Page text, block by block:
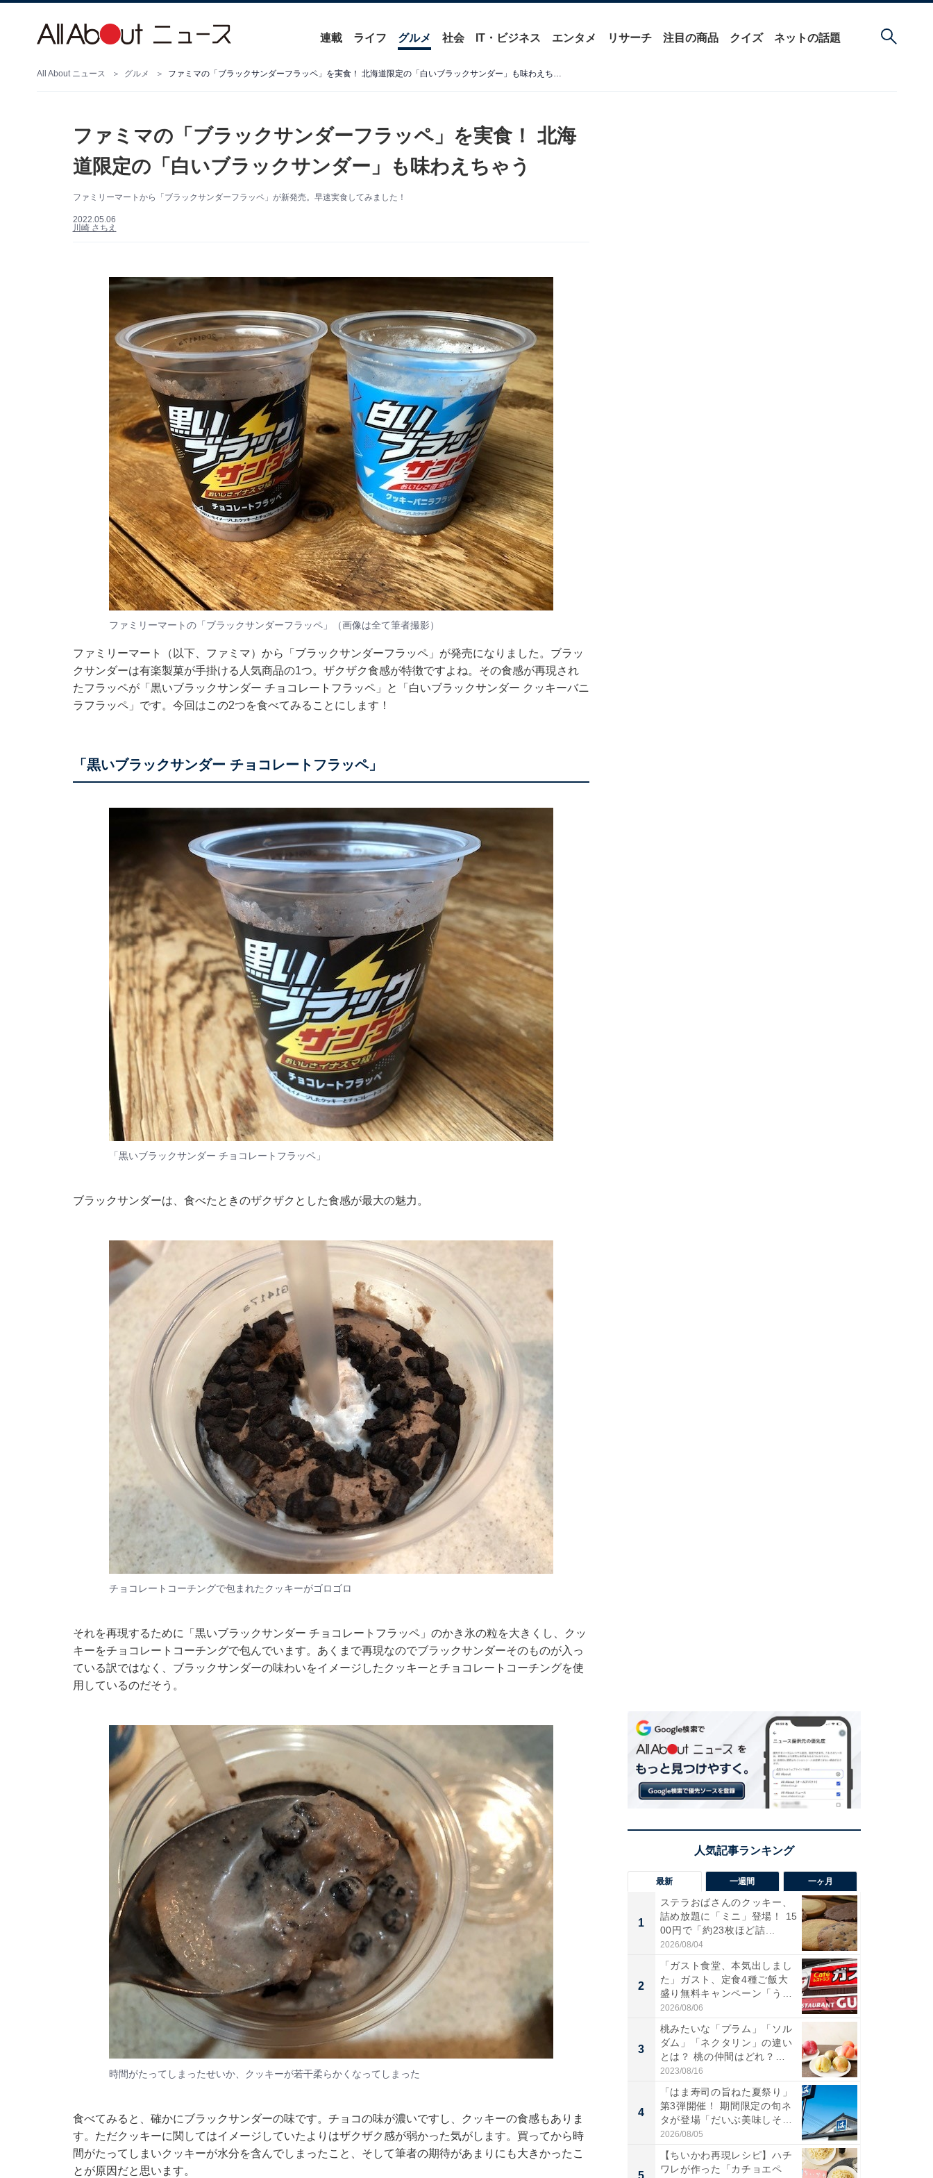
連載 ライフ グルメ 社会 IT・ビジネス エンタメ リサーチ 注目の商品 クイズ ネットの話題
All About ニュース グルメ ファミマの「ブラックサンダーフラッペ」を実食！ 北海道限定の「白いブラックサンダー」も味わえちゃう
ファミマの「ブラックサンダーフラッペ」を実食！ 北海
道限定の「白いブラックサンダー」も味わえちゃう
ファミリーマートから「ブラックサンダーフラッペ」が新発売。早速実食してみました！
2022.05.06
川崎 さちえ
ファミリーマートの「ブラックサンダーフラッペ」（画像は全て筆者撮影）
ファミリーマート（以下、ファミマ）から「ブラックサンダーフラッペ」が発売になりました。ブラッ
クサンダーは有楽製菓が手掛ける人気商品の1つ。ザクザク食感が特徴ですよね。その食感が再現され
たフラッペが「黒いブラックサンダー チョコレートフラッペ」と「白いブラックサンダー クッキーバニ
ラフラッペ」です。今回はこの2つを食べてみることにします！
「黒いブラックサンダー チョコレートフラッペ」
「黒いブラックサンダー チョコレートフラッペ」
ブラックサンダーは、食べたときのザクザクとした食感が最大の魅力。
チョコレートコーチングで包まれたクッキーがゴロゴロ
それを再現するために「黒いブラックサンダー チョコレートフラッペ」のかき氷の粒を大きくし、クッ
キーをチョコレートコーチングで包んでいます。あくまで再現なのでブラックサンダーそのものが入っ
ている訳ではなく、ブラックサンダーの味わいをイメージしたクッキーとチョコレートコーチングを使
用しているのだそう。
時間がたってしまったせいか、クッキーが若干柔らかくなってしまった
食べてみると、確かにブラックサンダーの味です。チョコの味が濃いですし、クッキーの食感もありま
す。ただクッキーに関してはイメージしていたよりはザクザク感が弱かった気がします。買ってから時
間がたってしまいクッキーが水分を含んでしまったこと、そして筆者の期待があまりにも大きかったこ
とが原因だと思います。
最新 一週間 一ヶ月
1
ステラおばさんのクッキー、
詰め放題に「ミニ」登場！ 15
00円で「約23枚ほど詰...
2026/08/04
2
「ガスト食堂、本気出しまし
た」ガスト、定食4種ご飯大
盛り無料キャンペーン「うお
お...
2026/08/06
3
桃みたいな「プラム」「ソル
ダム」「ネクタリン」の違い
とは？ 桃の仲間はどれ？
味...
2023/08/16
4
「はま寿司の旨ねた夏祭り」
第3弾開催！ 期間限定の旬ネ
タが登場「だいぶ美味しそ
う...
2026/08/05
【ちいかわ再現レシピ】ハチ
ワレが作った「カチョエペ